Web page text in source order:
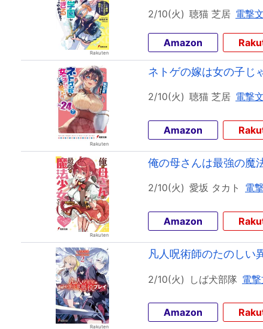
2/10(火) 聴猫 芝居 電撃
Amazon
ネトゲの嫁は女の子じ
2/10(火) 聴猫 芝居 電撃
Amazon
俺の母さんは最強の魔
2/10(火) 愛坂 タカト 電
Amazon
凡人呪術師のたのしい
2/10(火) しば犬部隊 電
Amazon